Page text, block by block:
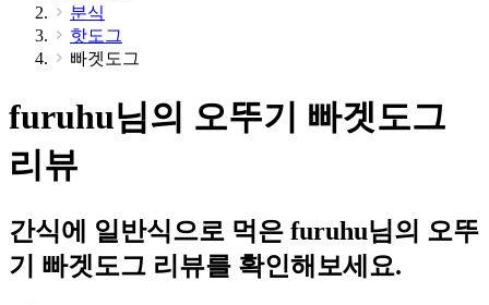
분식
핫도그
빠겟도그
furuhu님의 오뚜기 빠겟도그
리뷰
간식에 일반식으로 먹은 furuhu님의 오뚜
기 빠겟도그 리뷰를 확인해보세요.